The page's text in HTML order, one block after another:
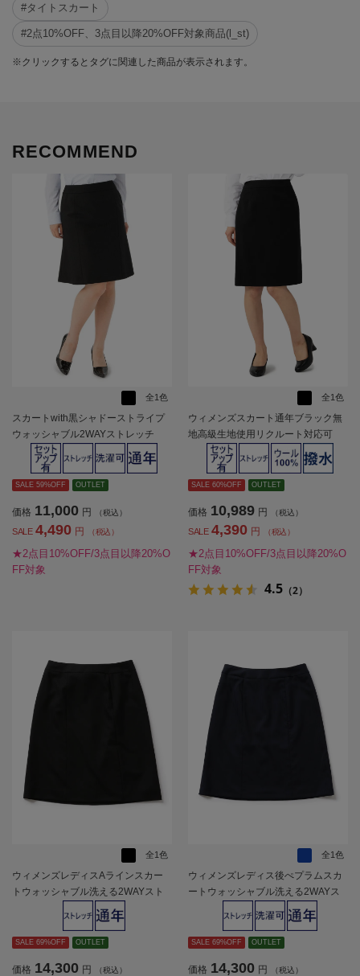
#タイトスカート
#2点10%OFF、3点目以降20%OFF対象商品(l_st)
※クリックするとタグに関連した商品が表示されます。
RECOMMEND
全1色
スカートwith黒シャドーストライプ
ウォッシャブル2WAYストレッチ
【レディース】
SALE 59%OFF OUTLET
価格 11,000 円 （税込）
SALE 4,490 円 （税込）
★2点目10%OFF/3点目以降20%O
FF対象
全1色
ウィメンズスカート通年ブラック無
地高級生地使用リクルート対応可
（就活)ストレッチタイトスカート
【レディース】
SALE 60%OFF OUTLET
価格 10,989 円 （税込）
SALE 4,390 円 （税込）
★2点目10%OFF/3点目以降20%O
FF対象
4.5 （2）
全1色
ウィメンズレディスAラインスカー
トウォッシャブル洗える2WAYスト
レッチブラックシャドーストライプ
SALE 69%OFF OUTLET
価格 14,300 円 （税込）
全1色
ウィメンズレディス後ぺプラムスカ
ートウォッシャブル洗える2WAYス
トレッチネービーシャドーストライ
SALE 69%OFF OUTLET
価格 14,300 円 （税込）